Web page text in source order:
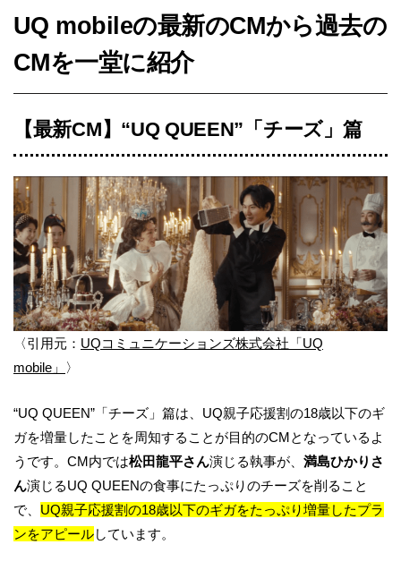
UQ mobileの最新のCMから過去の
CMを一堂に紹介
【最新CM】“UQ QUEEN”「チーズ」篇
〈引用元： UQコミュニケーションズ株式会社「UQ
mobile」
〉
“UQ QUEEN”「チーズ」篇は、UQ親子応援割の18歳以下のギ
ガを増量したことを周知することが目的のCMとなっているよ
うです。CM内では松田龍平さん演じる執事が、 満島ひかりさ
ん演じるUQ QUEENの食事にたっぷりのチーズを削ること
で、 UQ親子応援割の18歳以下のギガをたっぷり増量したプラ
ンをアピールしています。